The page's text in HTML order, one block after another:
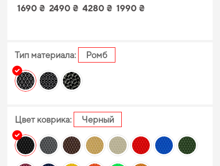
1690 ₴ 2490 ₴ 4280 ₴ 1990 ₴
Тип материала: Ромб
Цвет коврика: Черный